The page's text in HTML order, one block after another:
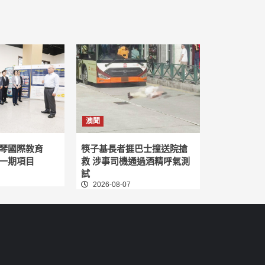
國際教育
期項目
澳聞
筷子基長者捱巴士撞送院搶
救 涉事司機通過酒精呼氣測
試
2026-08-07